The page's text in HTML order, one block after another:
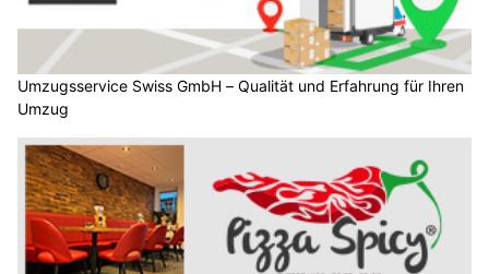
Umzugsservice Swiss GmbH – Qualität und Erfahrung für Ihren
Umzug